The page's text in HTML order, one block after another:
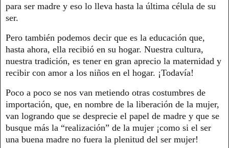
para ser madre y eso lo lleva hasta la última célula de su
ser.
Pero también podemos decir que es la educación que,
hasta ahora, ella recibió en su hogar. Nuestra cultura,
nuestra tradición, es tener en gran aprecio la maternidad y
recibir con amor a los niños en el hogar. ¡Todavía!
Poco a poco se nos van metiendo otras costumbres de
importación, que, en nombre de la liberación de la mujer,
van logrando que se desprecie el papel de madre y que se
busque más la “realización” de la mujer ¡como si el ser
una buena madre no fuera la plenitud del ser mujer!